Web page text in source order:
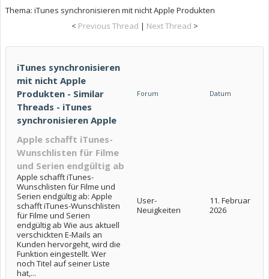
Thema: iTunes synchronisieren mit nicht Apple Produkten
< Previous Thread | Next Thread >
iTunes synchronisieren
mit nicht Apple
Produkten - Similar
Threads - iTunes
synchronisieren Apple
Forum Datum
Apple schafft iTunes-
Wunschlisten für Filme
und Serien endgültig ab
Apple schafft iTunes-
Wunschlisten für Filme und
Serien endgültig ab: Apple
schafft iTunes-Wunschlisten
für Filme und Serien
endgültig ab Wie aus aktuell
verschickten E-Mails an
Kunden hervorgeht, wird die
Funktion eingestellt. Wer
noch Titel auf seiner Liste
hat,...
User-
Neuigkeiten
11. Februar
2026